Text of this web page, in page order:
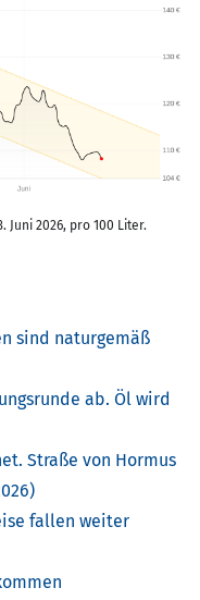
2026, pro 100 Liter.
sind naturgemäß
ab. Öl wird
Straße von Hormus
fallen weiter